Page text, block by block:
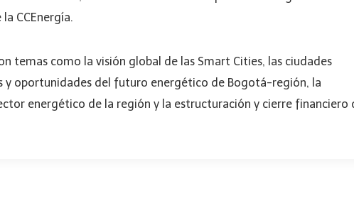
CCEnergía.
temas como la visión global de las Smart Cities, las ciudades
y oportunidades del futuro energético de Bogotá-región, la
energético de la región y la estructuración y cierre financiero